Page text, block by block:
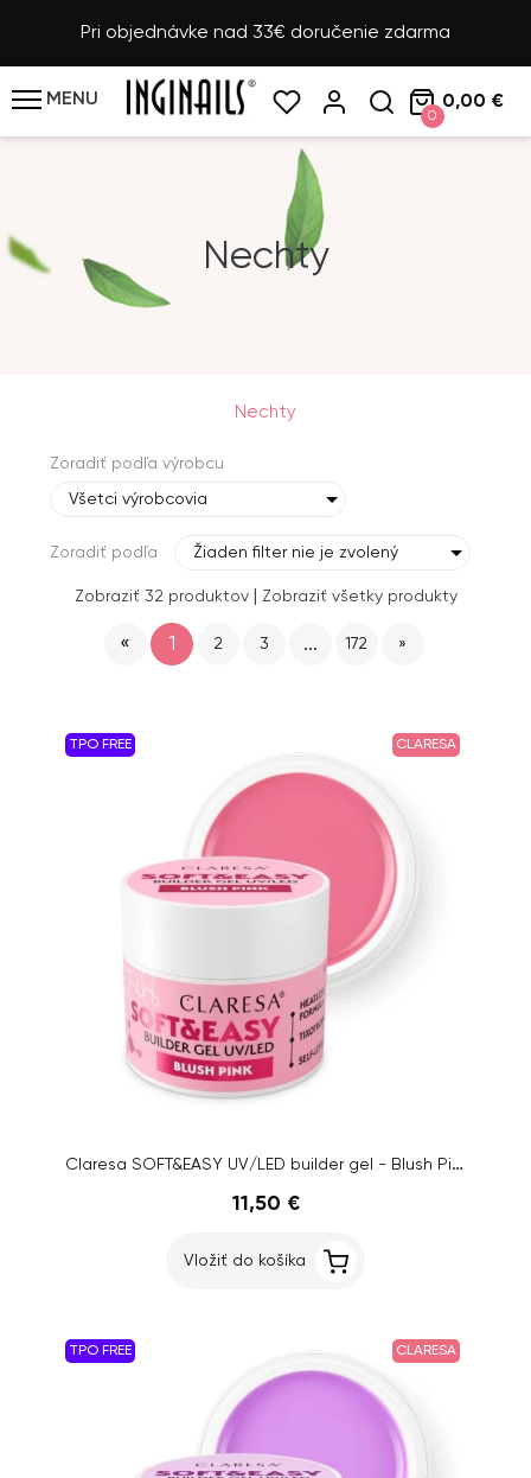
Pri objednávke nad 33€ doručenie zdarma
MENU
0
0,00 €
Nechty
Nechty
Zoradiť podľa výrobcu
Všetci výrobcovia
Zoradiť podľa Žiaden filter nie je zvolený
Zobraziť 32 produktov| Zobraziť všetky produkty
« 1 2 3 ... 172 »
TPO FREE CLARESA
Claresa SOFT&EASY UV/LED builder gel - Blush Pink, 45g
11,50 €
Vložiť do košíka
TPO FREE CLARESA